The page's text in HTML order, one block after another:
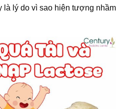
là lý do vì sao hiện tượng nhầm